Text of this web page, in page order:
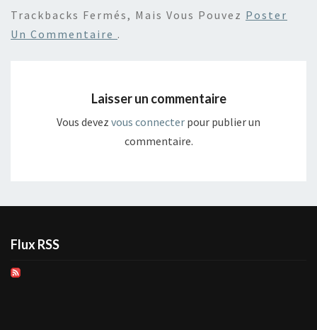
Trackbacks Fermés, Mais Vous Pouvez Poster
Un Commentaire .
Laisser un commentaire
Vous devez vous connecter pour publier un
commentaire.
Flux RSS